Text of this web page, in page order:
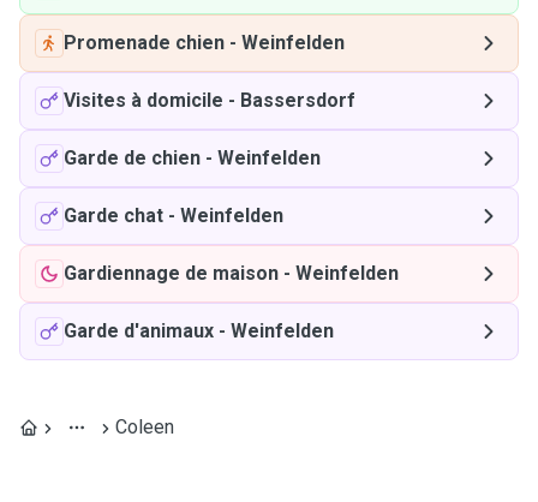
Promenade chien - Weinfelden
Visites à domicile - Bassersdorf
Garde de chien - Weinfelden
Garde chat - Weinfelden
Gardiennage de maison - Weinfelden
Garde d'animaux - Weinfelden
Coleen